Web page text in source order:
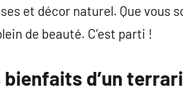
et décor naturel. Que vous
de beauté. C’est parti !
bienfaits d’un